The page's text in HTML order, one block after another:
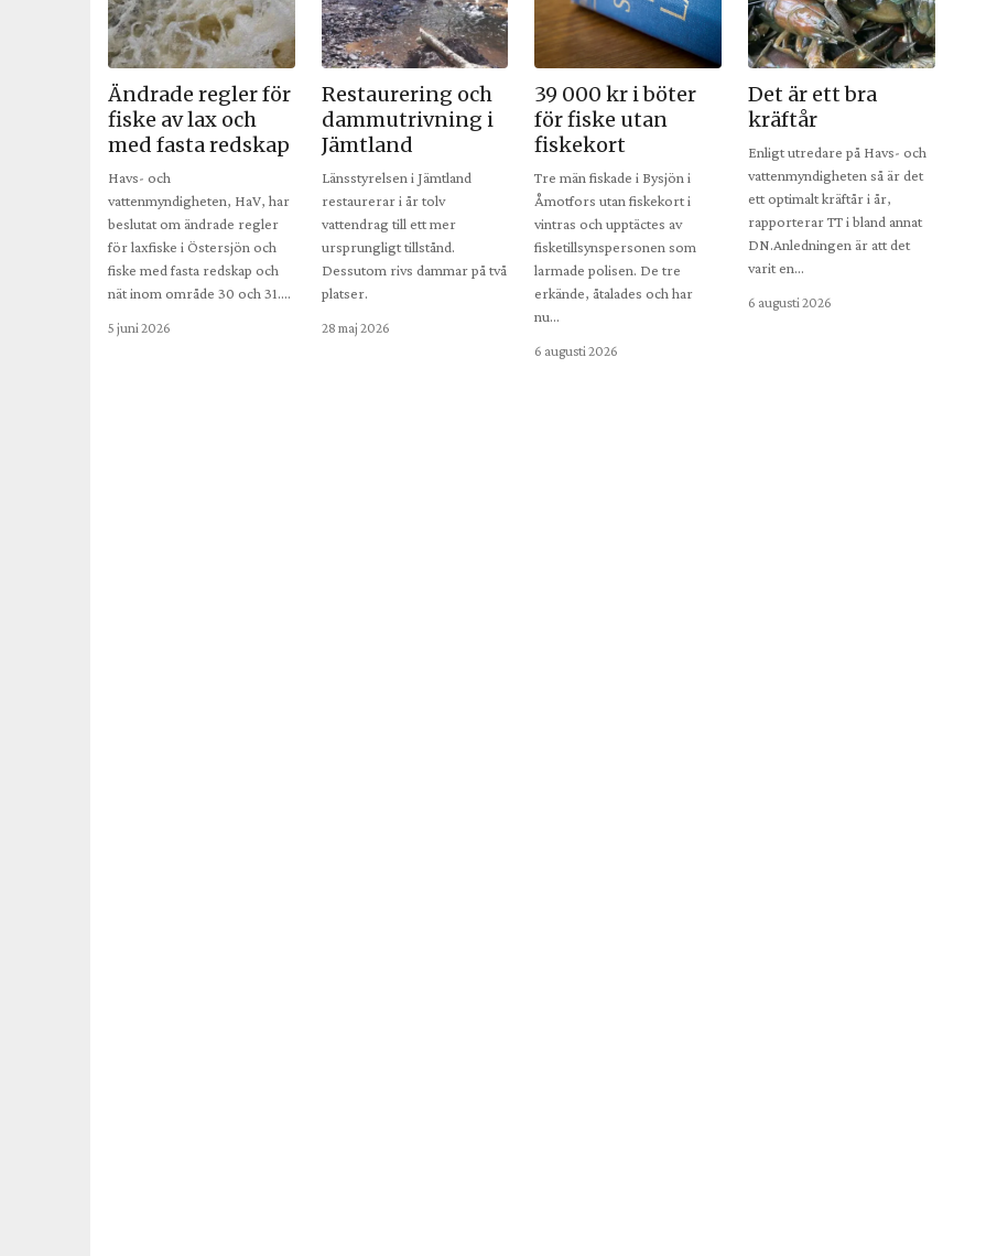
Ändrade regler för
fiske av lax och
med fasta redskap
Havs- och
vattenmyndigheten, HaV, har
beslutat om ändrade regler
för laxfiske i Östersjön och
fiske med fasta redskap och
nät inom område 30 och 31.…
5 juni 2026
Restaurering och
dammutrivning i
Jämtland
Länsstyrelsen i Jämtland
restaurerar i år tolv
vattendrag till ett mer
ursprungligt tillstånd.
Dessutom rivs dammar på två
platser.
28 maj 2026
39 000 kr i böter
för fiske utan
fiskekort
Tre män fiskade i Bysjön i
Åmotfors utan fiskekort i
vintras och upptäctes av
fisketillsynspersonen som
larmade polisen. De tre
erkände, åtalades och har
nu…
6 augusti 2026
Det är ett bra
kräftår
Enligt utredare på Havs- och
vattenmyndigheten så är det
ett optimalt kräftår i år,
rapporterar TT i bland annat
DN.Anledningen är att det
varit en…
6 augusti 2026